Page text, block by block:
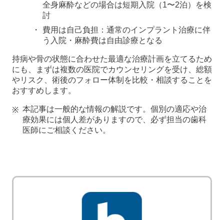
全身麻酔などの場合は短期入院（1〜2泊）を検
討
費用は自己負担：通常のインプラント治療に伴
う入院・麻酔費は自由診療となる
持病や骨の状態に合わせた最適な治療計画を立てるため
にも、まずは複数の医院でカウンセリングを受け、総額
やリスク、術後のフォロー体制を比較・相談することを
おすすめします。
本記事は一般的な情報の解説です。個別の適応や治
療効果には個人差がありますので、必ず担当の歯科
医師にご相談ください。